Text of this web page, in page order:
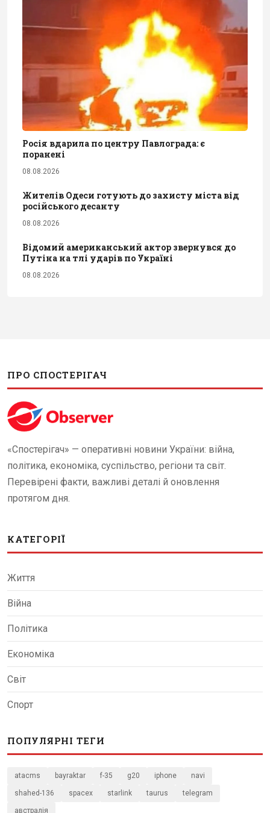
Росія вдарила по центру Павлограда: є
поранені
08.08.2026
Жителів Одеси готують до захисту міста від
російського десанту
08.08.2026
Відомий американський актор звернувся до
Путіна на тлі ударів по Україні
08.08.2026
ПРО СПОСТЕРІГАЧ
«Спостерігач» — оперативні новини України: війна,
політика, економіка, суспільство, регіони та світ.
Перевірені факти, важливі деталі й оновлення
протягом дня.
КАТЕГОРІЇ
Життя
Війна
Політика
Економіка
Світ
Спорт
ПОПУЛЯРНІ ТЕГИ
atacms bayraktar f-35 g20 iphone navi
shahed-136 spacex starlink taurus telegram
австралія